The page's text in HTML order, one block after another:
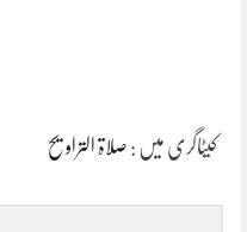
کیٹاگری میں : صلاۃ التراویح